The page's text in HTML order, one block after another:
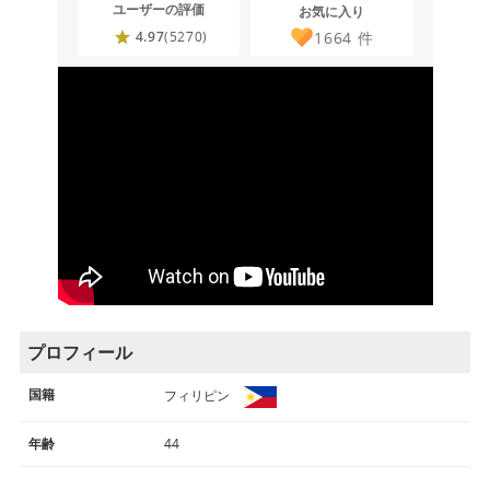
ユーザーの評価
4.97(5270)
お気に入り
1664 件
プロフィール
国籍 フィリピン
年齢 44